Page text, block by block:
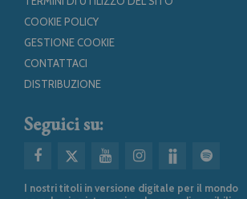
COOKIE POLICY
GESTIONE COOKIE
CONTATTACI
DISTRIBUZIONE
Seguici su:
I nostri titoli in versione digitale per il mondo